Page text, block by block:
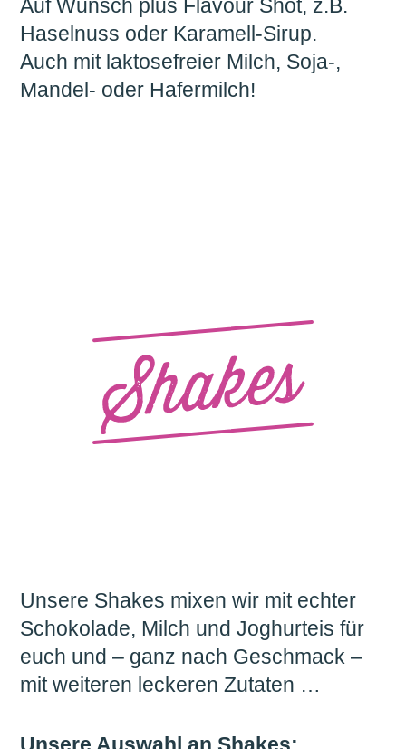
Auf Wunsch plus Flavour Shot, z.B.
Haselnuss oder Karamell-Sirup.
Auch mit laktosefreier Milch, Soja-,
Mandel- oder Hafermilch!
Unsere Shakes mixen wir mit echter
Schokolade, Milch und Joghurteis für
euch und – ganz nach Geschmack –
mit weiteren leckeren Zutaten …
Unsere Auswahl an Shakes: